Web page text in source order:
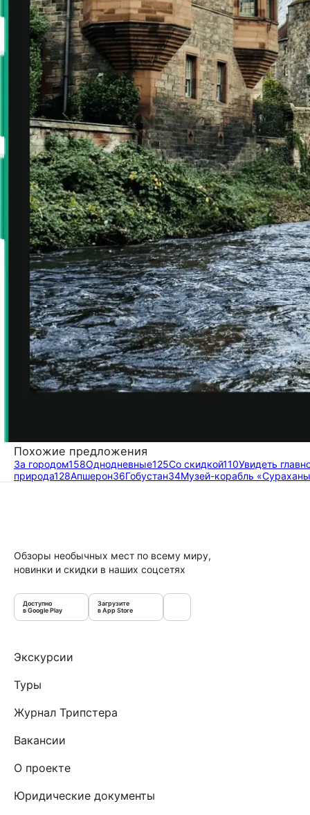
Похожие предложения
За городом158Однодневные125Со скидкой110Увидеть
природа128Апшерон36Гобустан34Музей-корабль
Обзоры необычных мест по всему миру,
новинки и скидки в наших соцсетях
Доступно
в Google Play
Загрузите
в App Store
Экскурсии
Туры
Журнал Трипстера
Вакансии
О проекте
Юридические документы